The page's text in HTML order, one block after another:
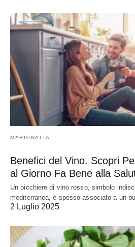
MARGINALIA
Benefici del Vino. Scopri
al Giorno Fa Bene alla
Un bicchiere di vino rosso, simbolo
mediterranea, è spesso associato a un
2 Luglio 2025